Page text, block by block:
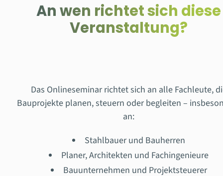
An wen richtet sich diese
Veranstaltung?
Das Onlineseminar richtet sich an alle Fachleute,
Bauprojekte planen, steuern oder begleiten –
an:
Stahlbauer und Bauherren
Planer, Architekten und Fachingenieure
Bauunternehmen und Projektsteuerer